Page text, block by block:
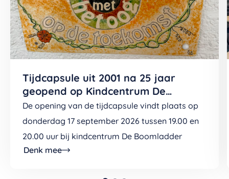
Tijdcapsule uit 2001 na 25 jaar
geopend op Kindcentrum De
Boomladder (v/h De Wingerd)
De opening van de tijdcapsule vindt plaats op
donderdag 17 september 2026 tussen 19.00 en
20.00 uur bij kindcentrum De Boomladder
Denk mee